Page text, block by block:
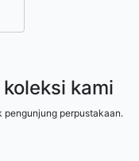
kami
perpustakaan.